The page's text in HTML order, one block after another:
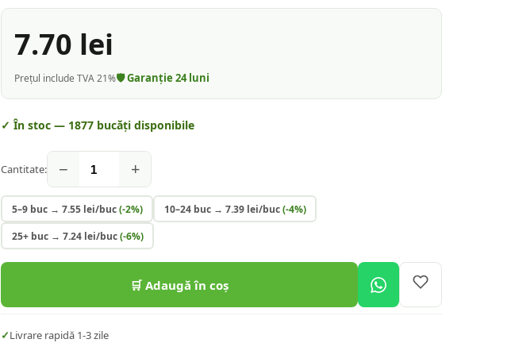
7.70 lei
Prețul include TVA 21%🛡️ Garanție 24luni
✓ În stoc — 1877 bucăți disponibile
Cantitate: − +
5–9 buc→ 7.55lei/buc(-2%) 10–24 buc→ 7.39lei/buc(-4%)
25+ buc→ 7.24lei/buc(-6%)
🛒 Adaugă în coș
✓Livrare rapidă 1-3 zile